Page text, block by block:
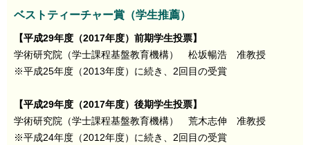
ベストティーチャー賞（学生推薦）
【平成29年度（2017年度）前期学生投票】
学術研究院（学士課程基盤教育機構） 松坂暢浩 准教授
※平成25年度（2013年度）に続き、2回目の受賞
【平成29年度（2017年度）後期学生投票】
学術研究院（学士課程基盤教育機構） 荒木志伸 准教授
※平成24年度（2012年度）に続き、2回目の受賞